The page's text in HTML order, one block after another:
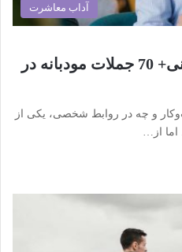
آداب معاشرت
بهترین شروع مکالمه تلفنی+ 70 جملات مودبانه در
و چه در روابط شخصی، یکی از
از…